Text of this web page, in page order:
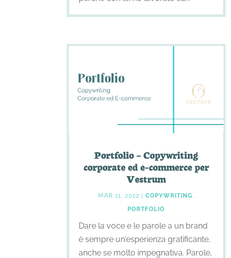
Portfolio – Copywriting
corporate ed e-commerce per
Vestrum
MAR 11, 2022 COPYWRITING,
PORTFOLIO
Dare la voce e le parole a un brand
è sempre un'esperienza gratificante,
anche se molto impegnativa. Parole,